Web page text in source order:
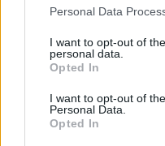
Please note that this
not limited to your visit or
grant or deny consent to
use your data for below
consent section.
Personal Data
I want to opt-out of
personal data.
Opted In
I want to opt-out of
Personal Data.
Opted In
„Ha a daráló beszélni
egyik vállalatnál, mert
meg a hibás, selejtes ...